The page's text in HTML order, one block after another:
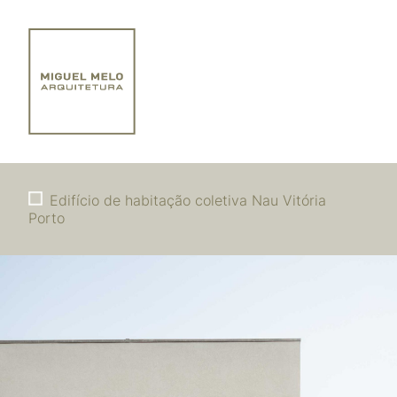
Edifício de habitação coletiva Nau Vitória
Porto